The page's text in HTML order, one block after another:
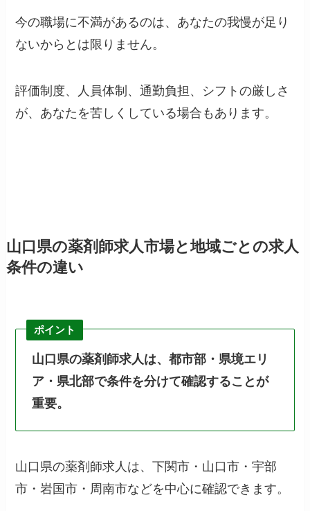
今の職場に不満があるのは、あなたの我慢が足り
ないからとは限りません。
評価制度、人員体制、通勤負担、シフトの厳しさ
が、あなたを苦しくしている場合もあります。
山口県の薬剤師求人市場と地域ごとの求人
条件の違い
ポイント
山口県の薬剤師求人は、都市部・県境エリ
ア・県北部で条件を分けて確認することが
重要。
山口県の薬剤師求人は、下関市・山口市・宇部
市・岩国市・周南市などを中心に確認できます。